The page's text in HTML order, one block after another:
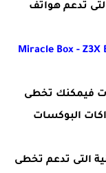
تدعم هواتف
Miracle Box - Z3X
فيمكنك تخطى
البوكسات
التى تدعم تخطى